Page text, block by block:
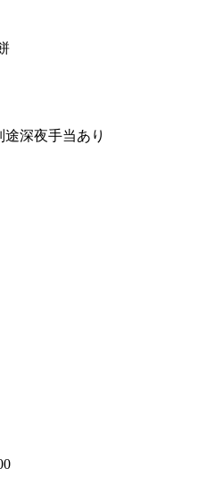
深夜手当あり